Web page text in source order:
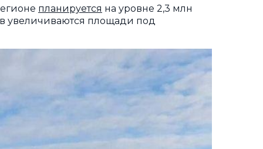
планируется на уровне 2,3 млн
увеличиваются площади под